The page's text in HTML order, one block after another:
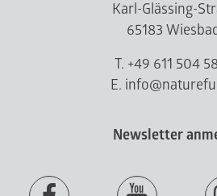
Karl-Glässing-
65183
T. +49 611 504
E.
Newsletter